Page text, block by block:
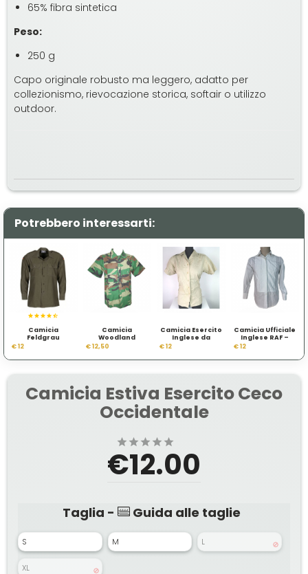
65% fibra sintetica
Peso:
250 g
Capo originale robusto ma leggero, adatto per
collezionismo, rievocazione storica, softair o utilizzo
outdoor.
Potrebbero interessarti:
Camicia
Feldgrau
€ 12
Camicia
Woodland
Ranger
€ 12,50
Camicia Esercito
Inglese da
€ 12
Camicia Ufficiale
Inglese RAF –
Alta Uniforme da
€ 12
Camicia Estiva Esercito Ceco
Occidentale
€12.00
Taglia - Guida alle taglie
S M L
XL